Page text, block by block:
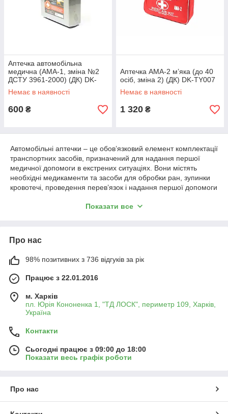
Аптечка автомобільна
медична (АМА-1, зміна №2
ДСТУ 3961-2000) (ДК) DK-
TY3961
Немає в наявності
600 ₴
Аптечка АМА-2 м’яка (до 40
осіб, зміна 2) (ДК) DK-TY007
Немає в наявності
1 320 ₴
Автомобільні аптечки – це обов’язковий елемент комплектації
транспортних засобів, призначений для надання першої
медичної допомоги в екстрених ситуаціях. Вони містять
необхідні медикаменти та засоби для обробки ран, зупинки
кровотечі, проведення перев’язок і надання першої допомоги
Основні характеристики:
інші стандарти).
Призначення:призначені для використання водіями
пасажирським транспортом.
Склад: перев’язувальні матеріали, антисептики,
пластирі, джгути, ножиці, рукавички, інструкція з
надання першої допомоги та інші медичні засоби.
футлярах або м’яких текстильних сумках, що
забезпечують компактне зберігання в автомобілі.
Різновиди:можуть відрізнятися рівнем комплектації
Переваги автомобільних аптечок:
Показати все
Про нас
98% позитивних з 736 відгуків за рік
Працює з 22.01.2016
м. Харків
пл. Юрія Кононенка 1, "ТД ЛОСК", периметр 109, Харків,
Україна
Контакти
Сьогодні працює з 09:00 до 18:00
Показати весь графік роботи
Про нас